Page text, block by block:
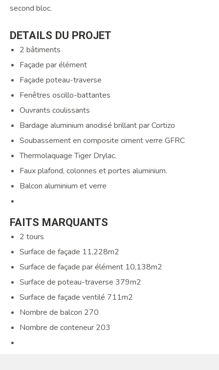
second bloc.
DETAILS DU PROJET
2 bâtiments
Façade par élément
Façade poteau-traverse
Fenêtres oscillo-battantes
Ouvrants coulissants
Bardage aluminium anodisé brillant par Cortizo
Soubassement en composite ciment verre GFRC
Thermolaquage Tiger Drylac.
Faux plafond, colonnes et portes aluminium.
Balcon aluminium et verre
FAITS MARQUANTS
2 tours
Surface de façade 11,228m2
Surface de façade par élément 10,138m2
Surface de poteau-traverse 379m2
Surface de façade ventilé 711m2
Nombre de balcon 270
Nombre de conteneur 203